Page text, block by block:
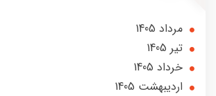
مرداد 1405
تير 1405
خرداد 1405
ارديبهشت 1405